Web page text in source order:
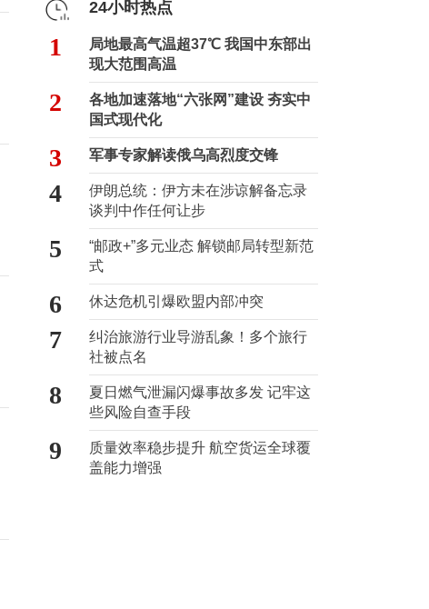
24小时热点
1
局地最高气温超37℃ 我国中东部出
现大范围高温
2
各地加速落地“六张网”建设 夯实中
国式现代化
3 军事专家解读俄乌高烈度交锋
4
伊朗总统：伊方未在涉谅解备忘录
谈判中作任何让步
5
“邮政+”多元业态 解锁邮局转型新范
式
6 休达危机引爆欧盟内部冲突
7
纠治旅游行业导游乱象！多个旅行
社被点名
8
夏日燃气泄漏闪爆事故多发 记牢这
些风险自查手段
9
质量效率稳步提升 航空货运全球覆
盖能力增强